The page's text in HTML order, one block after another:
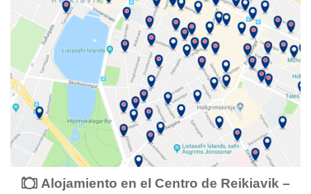
Alojamiento en el Centro de Reikiavik –